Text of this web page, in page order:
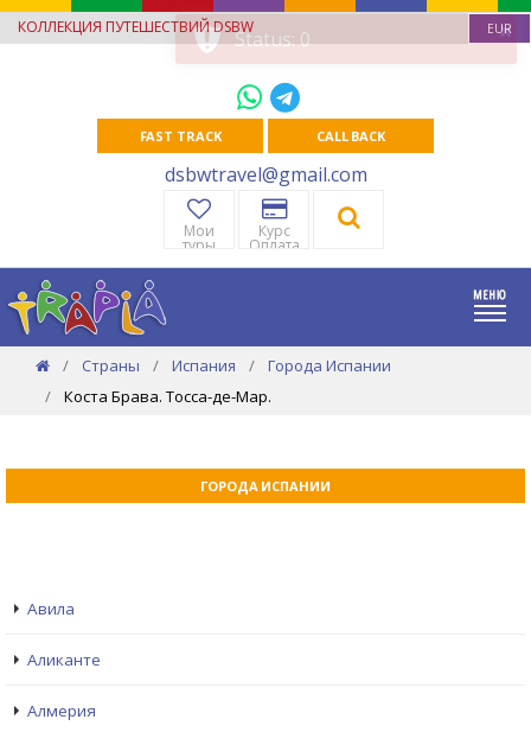
КОЛЛЕКЦИЯ ПУТЕШЕСТВИЙ DSBW EUR
FAST TRACK CALL BACK
dsbwtravel@gmail.com
Мои
туры
Курс
Оплата
Страны Испания
Города Испании
Коста Брава. Тосса-де-Мар.
ГОРОДА ИСПАНИИ
Авила
Аликанте
Алмерия